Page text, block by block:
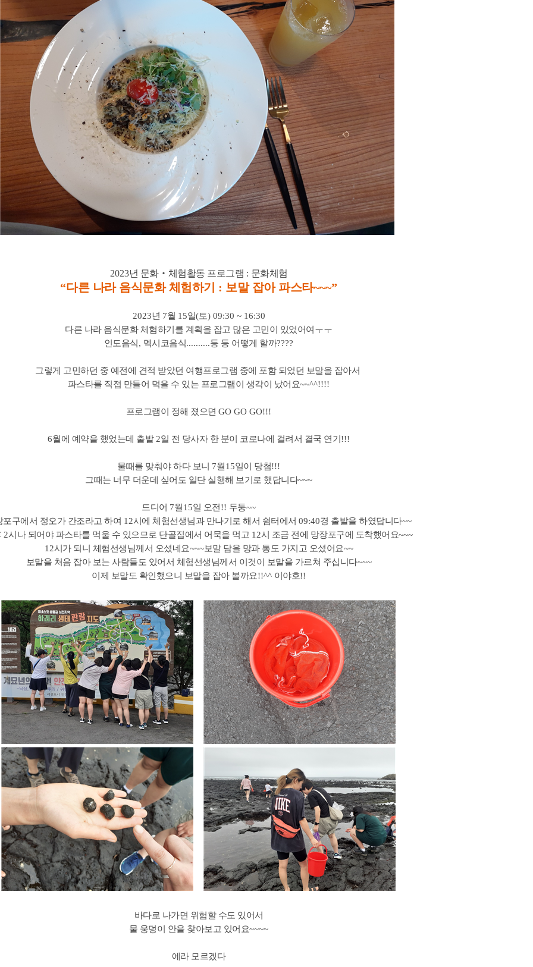
2023년 문화‧ 체험활동 프로그램 : 문화체험
“다른 나라 음식문화 체험하기 : 보말 잡아 파스타~~~”
2023년 7월 15일(토) 09:30 ~ 16:30
다른 나라 음식문화 체험하기를 계획을 잡고 많은 고민이 있었어여 ㅜㅜ
인도음식, 멕시코음식..........등 등 어떻게 할까????
그렇게 고민하던 중 예전에 견적 받았던 여행프로그램 중에 포함 되었던 보말을 잡아서
파스타를 직접 만들어 먹을 수 있는 프로그램이 생각이 났어요~~^^!!!!
프로그램이 정해 졌으면GO GO GO!!!
6월에 예약을 했었는데 출발 2일 전 당사자 한 분이 코로나에 걸려서 결국 연기 !!!
물때를 맞춰야 하다 보니 7월15일이 당첨!!!
그때는 너무 더운데 싶어도 일단 실행해 보기로 했답니다~~~
드디어 7월15일 오전 !! 두둥~~
포구에서 정오가 간조라고 하여 12시에 체험선생님과 만나기로 해서 쉼터에서09:40경 출발을 하였답니다~~
2시나 되어야 파스타를 먹울 수 있으므로 단골집에서 어묵을 먹고 12시 조금 전에 망장포구에 도착했어요~~~
12시가 되니 체험선생님께서 오셨네요~~~보말 담을 망과 통도 가지고 오셨어요~~
보말을 처음 잡아 보는 사람들도 있어서 체험선생님께서 이것이 보말을 가르쳐 주십니다~~~
이제 보말도 확인했으니 보말을 잡아 볼까요!!^^ 이야호!!
바다로 나가면 위험할 수도 있어서
물 웅덩이 안을 찾아보고 있어요~~~~
에라 모르겠다